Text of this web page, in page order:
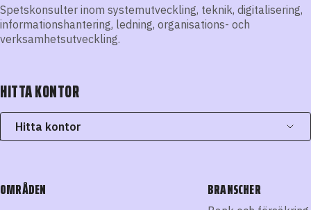
Spetskonsulter inom systemutveckling, teknik, digitalisering,
informationshantering, ledning, organisations- och
verksamhetsutveckling.
HITTA KONTOR
Hitta kontor
OMRÅDEN BRANSCHER